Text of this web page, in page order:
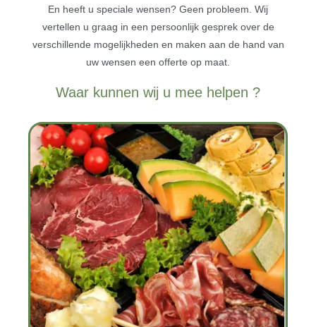
Bezorgkosten
Contact
En heeft u speciale wensen? Geen probleem. Wij
vertellen u graag in een persoonlijk gesprek over de
verschillende mogelijkheden en maken aan de hand van
uw wensen een offerte op maat.
Waar kunnen wij u mee helpen ?